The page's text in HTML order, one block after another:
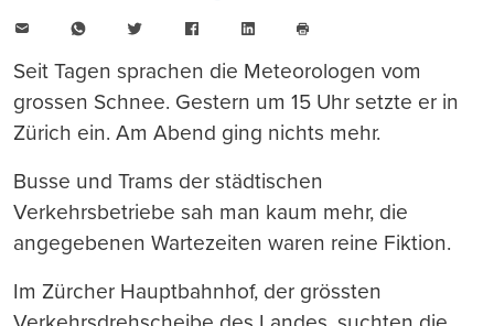
WhatsAppTwitter FacebookLinkedIn
drucken
Seit Tagen sprachen die Meteorologen vom
grossen Schnee. Gestern um 15 Uhr setzte er in
Zürich ein. Am Abend ging nichts mehr.
Busse und Trams der städtischen
Verkehrsbetriebe sah man kaum mehr, die
angegebenen Wartezeiten waren reine Fiktion.
Im Zürcher Hauptbahnhof, der grössten